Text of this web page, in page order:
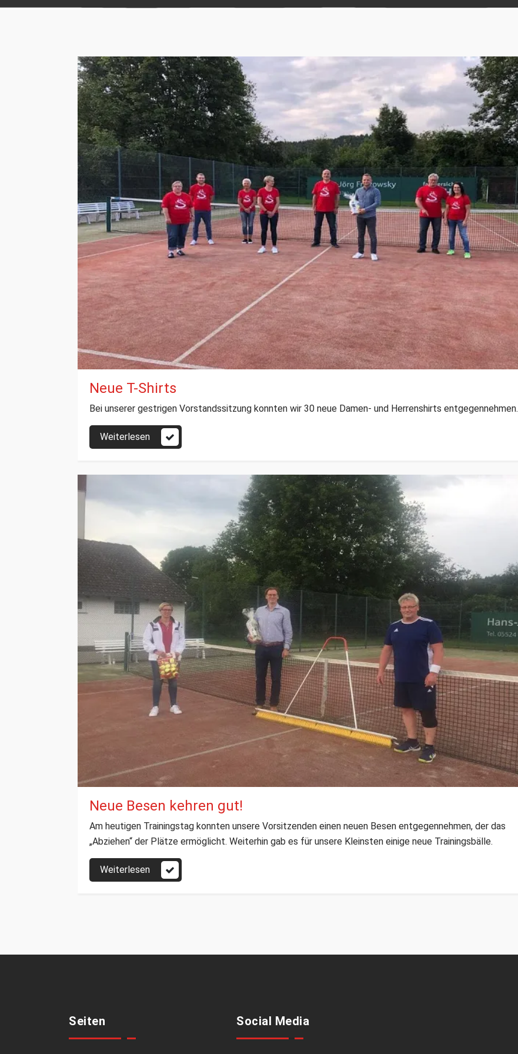
Neue T-Shirts
Bei unserer gestrigen Vorstandssitzung konnten wir 30 neue Damen- und Herrenshirts entgegennehmen.
Weiterlesen
Neue Besen kehren gut!
Am heutigen Trainingstag konnten unsere Vorsitzenden einen neuen Besen entgegennehmen, der das
„Abziehen“ der Plätze ermöglicht. Weiterhin gab es für unsere Kleinsten einige neue Trainingsbälle.
Weiterlesen
Seiten Social Media